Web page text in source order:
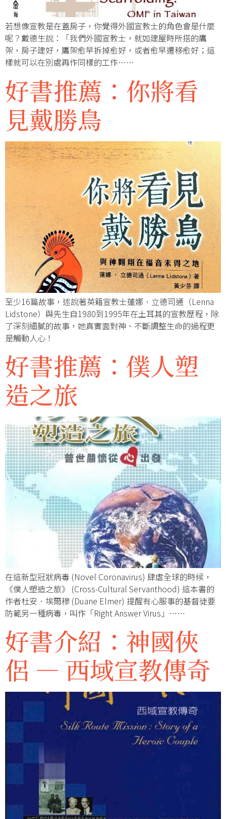
若想像宣教是在蓋房子，你覺得外國宣教士的角色會是什麼
呢？戴德生說：「我們外國宣教士，就如建屋時所搭的鷹
架，房子建好，鷹架愈早拆掉愈好，或者愈早遷移愈好；這
樣就可以在別處再作同樣的工作……
好書推薦：你將看
見戴勝鳥
至少16篇故事，述說著英籍宣教士蓮娜．立德司通（Lenna
Lidstone）與先生自1980到1995年在土耳其的宣教歷程，除
了深刻細膩的故事，她真實面對神、不斷調整生命的過程更
是觸動人心！
好書推薦：僕人塑
造之旅
在這新型冠狀病毒 (Novel Coronavirus) 肆虐全球的時候，
《僕人塑造之旅》 (Cross-Cultural Servanthood) 這本書的
作者杜安．埃爾穆 (Duane Elmer) 提醒有心服事的基督徒要
防範另一種病毒，叫作「Right Answer Virus」……
好書介紹：神國俠
侶 — 西域宣教傳奇